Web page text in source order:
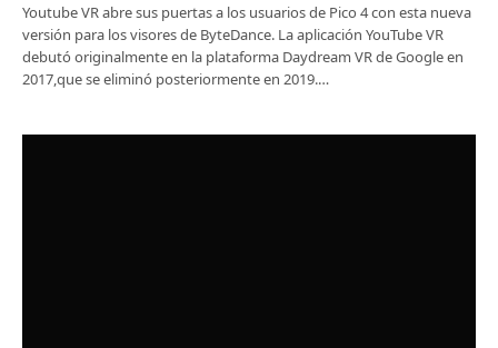
Youtube VR abre sus puertas a los usuarios de Pico 4 con esta nueva
versión para los visores de ByteDance. La aplicación YouTube VR
debutó originalmente en la plataforma Daydream VR de Google en
2017,que se eliminó posteriormente en 2019.…